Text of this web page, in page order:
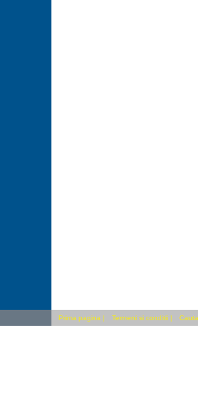
Prima pagina | Termeni si conditii |